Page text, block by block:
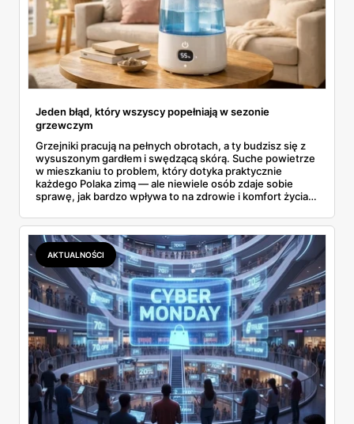
Jeden błąd, który wszyscy popełniają w sezonie
grzewczym
Grzejniki pracują na pełnych obrotach, a ty budzisz się z
wysuszonym gardłem i swędzącą skórą. Suche powietrze
w mieszkaniu to problem, który dotyka praktycznie
każdego Polaka zimą — ale niewiele osób zdaje sobie
sprawę, jak bardzo wpływa to na zdrowie i komfort życia.
30%, podczas gdy norma mówi o minimum 40-60%.
Rozwiązanie? Prostsze, niż myślisz, i nie wymaga
remontów ani ogromnych wydatków.
AKTUALNOŚCI